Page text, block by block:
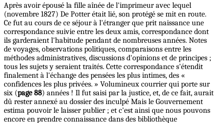
Après avoir épousé la fille aînée de l'imprimeur avec lequel
(novembre 1827) De Potter était lié, son protégé se mit en route.
Ce fut au cours de ce séjour à l'étranger que prit naissance une
correspondance suivie entre les deux amis, correspondance dont
ils garderaient l'habitude pendant de nombreuses années. Notes
de voyages, observations politiques, comparaisons entre les
méthodes administratives, discussions d'opinions et de principes ;
tous les sujets y seraient traités. Cette correspondance s'étendit
finalement à l'échange des pensées les plus intimes, des «
confidences les plus privées. » Volumineux courrier qui porte sur
six (page 88) années ! Il fut saisi par la justice, et, de ce fait, aurait
dû rester annexé au dossier des inculpé Mais le Gouvernement
estima pouvoir le laisser publier ; et c'est ainsi que nous pouvons
encore en prendre connaissance dans des bibliothèque